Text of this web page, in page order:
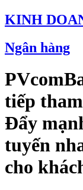
KINH
Ngân hàng
tiếp
Đẩy
tuyến
cho